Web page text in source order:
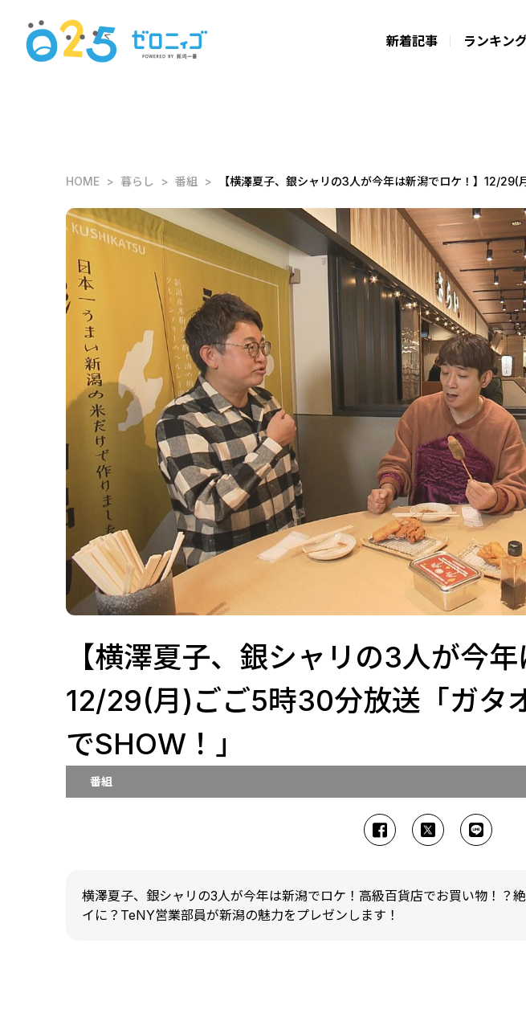
新着記事 ランキン
HOME 暮らし 番組 【横澤夏子、銀シャリの3人が今年は新潟でロケ！】12/
【横澤夏子、銀シャリの3人が今年
12/29(月)ごご5時30分放送「ガタ
でSHOW！」
番組
横澤夏子、銀シャリの3人が今年は新潟でロケ！高級百貨店でお買い物！？
イに？TeNY営業部員が新潟の魅力をプレゼンします！